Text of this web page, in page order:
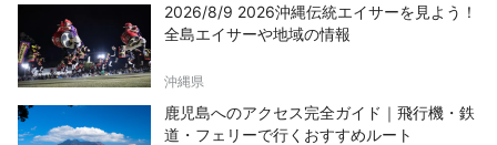
2026/8/9 2026沖縄伝統エイサーを見よう！
全島エイサーや地域の情報
沖縄県
鹿児島へのアクセス完全ガイド｜飛行機・鉄
道・フェリーで行くおすすめルート